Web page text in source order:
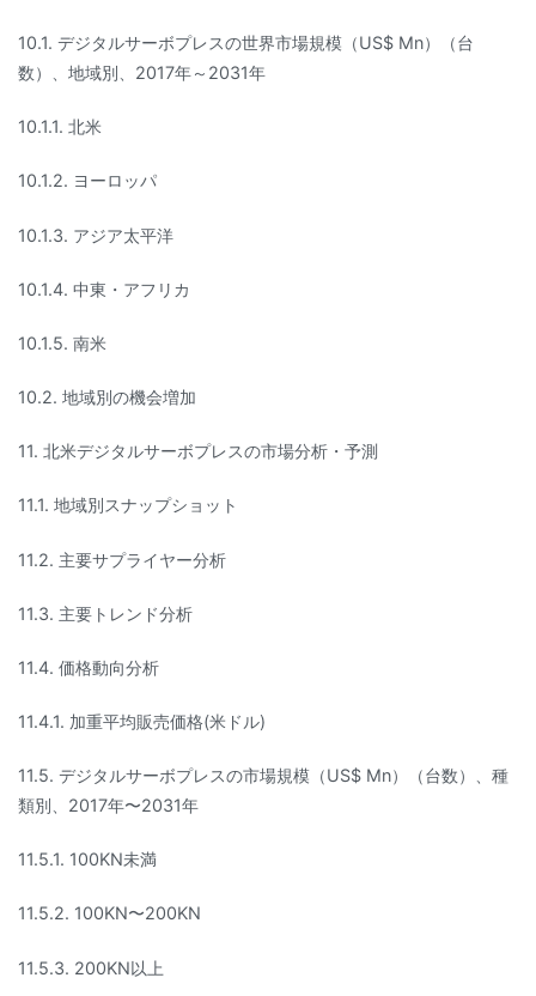
10.1. デジタルサーボプレスの世界市場規模（US$ Mn）（台
数）、地域別、2017年～2031年
10.1.1. 北米
10.1.2. ヨーロッパ
10.1.3. アジア太平洋
10.1.4. 中東・アフリカ
10.1.5. 南米
10.2. 地域別の機会増加
11. 北米デジタルサーボプレスの市場分析・予測
11.1. 地域別スナップショット
11.2. 主要サプライヤー分析
11.3. 主要トレンド分析
11.4. 価格動向分析
11.4.1. 加重平均販売価格(米ドル)
11.5. デジタルサーボプレスの市場規模（US$ Mn）（台数）、種
類別、2017年〜2031年
11.5.1. 100KN未満
11.5.2. 100KN〜200KN
11.5.3. 200KN以上